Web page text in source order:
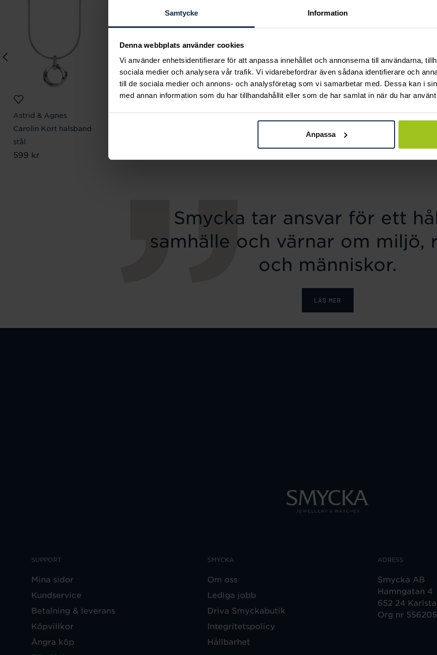
Samtycke Information
Denna webbplats använder cookies
Vi använder enhetsidentifierare för att anpassa innehållet och annonserna till användarna,
sociala medier och analysera vår trafik. Vi vidarebefordrar även sådana identifierare och
till de sociala medier och annons- och analysföretag som vi samarbetar med. Dessa kan i
med annan information som du har tillhandahållit eller som de har samlat in när du har
Anpassa
Astrid & Agnes
Carolin Kort halsband
stål
Pris :599 kr
599 kr
Astrid & Agnes
Astrid & Agnes
Astrid & Agnes
Smycka tar ansvar för ett
samhälle och värnar om miljö,
och människor.
LÄS MER
SUPPORT
Mina sidor
Kundservice
Betalning & leverans
Köpvillkor
Ångra köp
SMYCKA
Om oss
Lediga jobb
Driva Smyckabutik
Integritetspolicy
Hållbarhet
ADRESS
Smycka AB
Hamngatan 4
652 24
Org nr